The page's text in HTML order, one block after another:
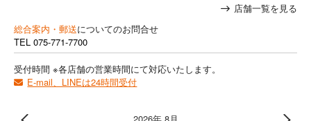
店舗一覧を見る
総合案内・郵送についてのお問合せ
TEL 075-771-7700
受付時間 ※各店舗の営業時間にて対応いたします。
E-mail、LINEは24時間受付